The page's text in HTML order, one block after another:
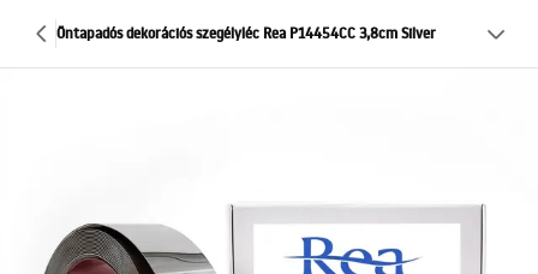
Öntapadós dekorációs szegélyléc Rea P14454CC 3,8cm Silver